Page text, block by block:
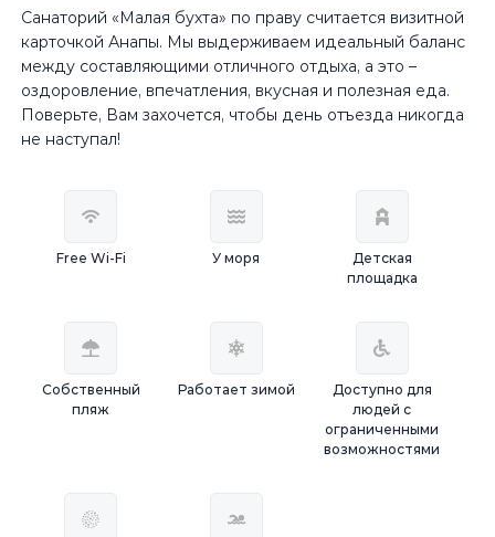
Санаторий «Малая бухта» по праву считается визитной
карточкой Анапы. Мы выдерживаем идеальный баланс
между составляющими отличного отдыха, а это –
оздоровление, впечатления, вкусная и полезная еда.
Поверьте, Вам захочется, чтобы день отъезда никогда
не наступал!
Free Wi-Fi У моря
Детская
площадка
Собственный
пляж
Работает зимой
Доступно для
людей с
ограниченными
возможностями